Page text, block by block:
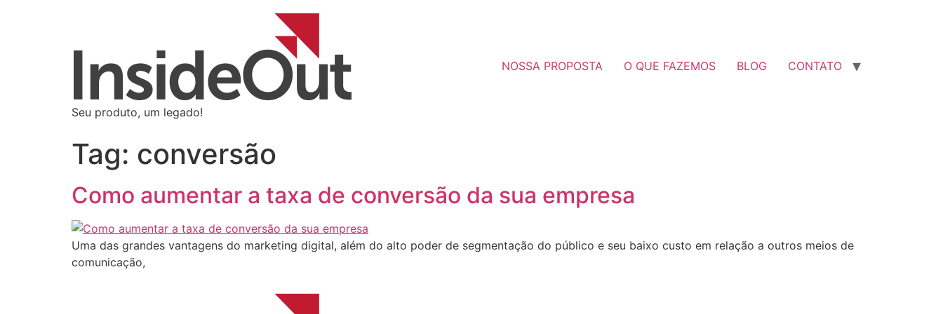
Seu produto, um legado!
NOSSA PROPOSTA O QUE FAZEMOS BLOG CONTATO
Tag: conversão
Como aumentar a taxa de conversão da sua empresa
Uma das grandes vantagens do marketing digital, além do alto poder de segmentação do público e seu baixo custo em relação a outros meios de
comunicação,